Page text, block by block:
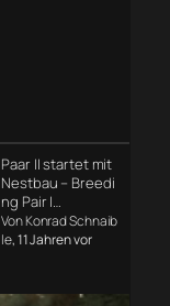
Paar II startet mit
Nestbau – Breedi
ng Pair I…
Von Konrad Schnaib
le, 11 Jahren vor